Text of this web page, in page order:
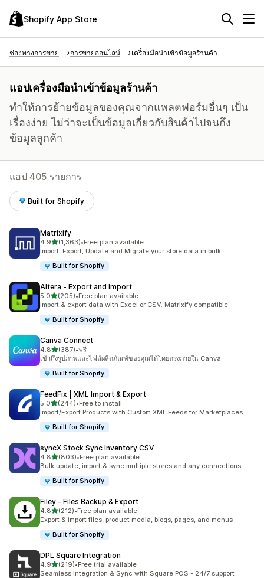
Shopify App Store
ช่องทางการขาย การขายออนไลน์ เครื่องมือนำเข้าข้อมูลร้านค้า
แอปเครื่องมือนำเข้าข้อมูลร้านค้า
ทำให้การย้ายข้อมูลของคุณจากแพลตฟอร์มอื่นๆ เป็น
เรื่องง่าย ไม่ว่าจะเป็นข้อมูลเกี่ยวกับสินค้าไปจนถึง
ข้อมูลลูกค้า
แอป 405 รายการ
Built for Shopify
Matrixify
4.9เต็ม 5 ดาว
(1,363)
ทั้งหมด 1363 รีวิว
•Free plan available
Import, Export, Update and Migrate your store data in bulk
Built for Shopify
Altera ‑ Export and Import
5.0เต็ม 5 ดาว
(205)
ทั้งหมด 205 รีวิว
•Free plan available
Import & export data with Excel or CSV. Matrixify compatible
Built for Shopify
Canva Connect
4.8เต็ม 5 ดาว
(387)
ทั้งหมด 387 รีวิว
•ฟรี
เข้าถึงรูปภาพและไฟล์ผลิตภัณฑ์ของคุณได้โดยตรงภายใน Canva
Built for Shopify
FeedFix | XML Import & Export
5.0เต็ม 5 ดาว
(244)
ทั้งหมด 244 รีวิว
•Free to install
Import/Export Products with Custom XML Feeds for Marketplaces
Built for Shopify
syncX Stock Sync Inventory CSV
4.8เต็ม 5 ดาว
(803)
ทั้งหมด 803 รีวิว
•Free plan available
Bulk update, import & sync multiple stores and any connections
Built for Shopify
Filey ‑ Files Backup & Export
4.8เต็ม 5 ดาว
(212)
ทั้งหมด 212 รีวิว
•Free plan available
Export & import files, product media, blogs, pages, and menus
Built for Shopify
DPL Square Integration
4.9เต็ม 5 ดาว
(219)
ทั้งหมด 219 รีวิว
•Free trial available
Seamless Integration & Sync with Square POS - 24/7 support